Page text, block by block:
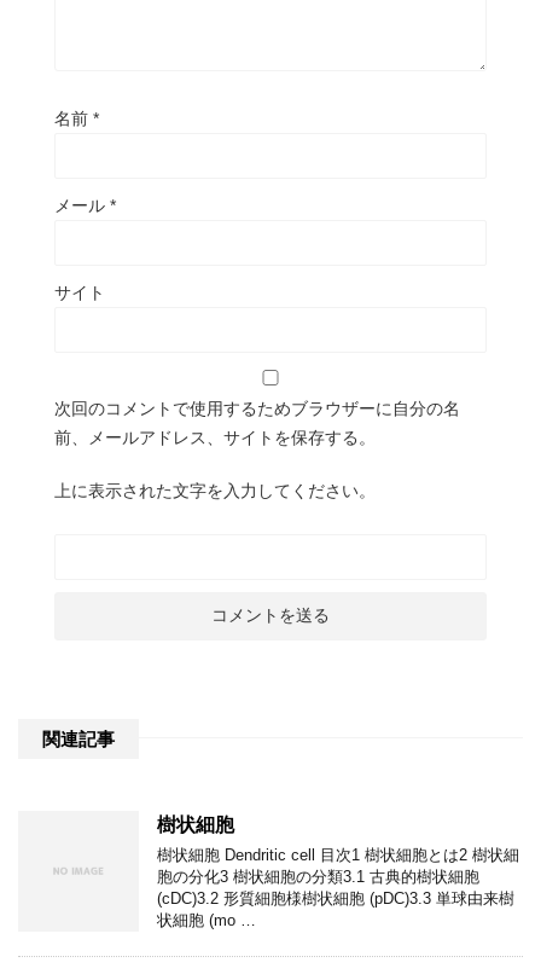
名前 *
メール *
サイト
次回のコメントで使用するためブラウザーに自分の名
前、メールアドレス、サイトを保存する。
上に表示された文字を入力してください。
関連記事
樹状細胞
樹状細胞 Dendritic cell 目次1 樹状細胞とは2 樹状細
胞の分化3 樹状細胞の分類3.1 古典的樹状細胞
(cDC)3.2 形質細胞様樹状細胞 (pDC)3.3 単球由来樹
状細胞 (mo …